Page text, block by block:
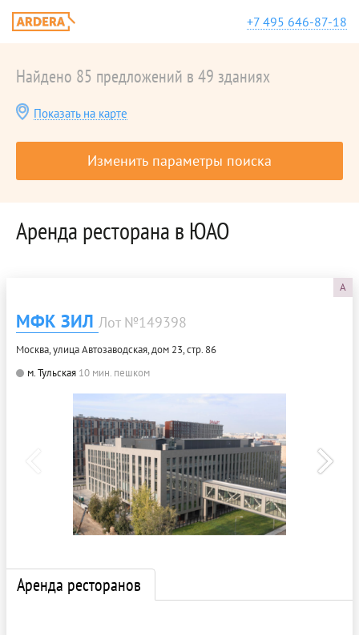
+7 495 646-87-18
Найдено 85 предложений в 49 зданиях
Показать на карте
Изменить параметры поиска
Аренда ресторана в ЮАО
A
МФК ЗИЛ Лот №149398
Москва, улица Автозаводская, дом 23, стр. 86
м. Тульская 10 мин. пешком
Аренда ресторанов